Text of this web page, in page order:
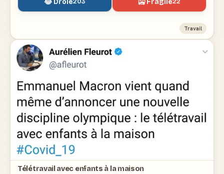
203 22
Travail
Télétravail avec enfants à la maison